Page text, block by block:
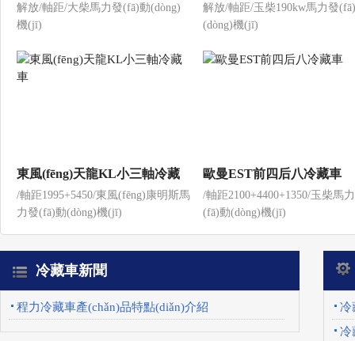
解放/軸距/大柴馬力發(fā)動(dòng)
機(jī)
冷藏車
解放/軸距/玉柴190kw馬力發
(dòng)機(jī)
東風(fēng)天龍KL小三軸冷藏
車
/軸距1995+5450/東風(fēng)康明斯馬
力發(fā)動(dòng)機(jī)
歐曼EST前四后八冷藏車
/軸距2100+4400+1350/玉柴馬
(fā)動(dòng)機(jī)
冷藏車新聞
程力冷藏車產(chǎn)品特點(diǎn)介紹
冷
冷